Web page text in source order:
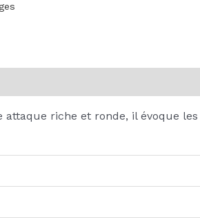
riche et ronde, il évoque les